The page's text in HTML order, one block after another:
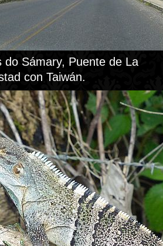
do Sámary, Puente de La
con Taiwán.